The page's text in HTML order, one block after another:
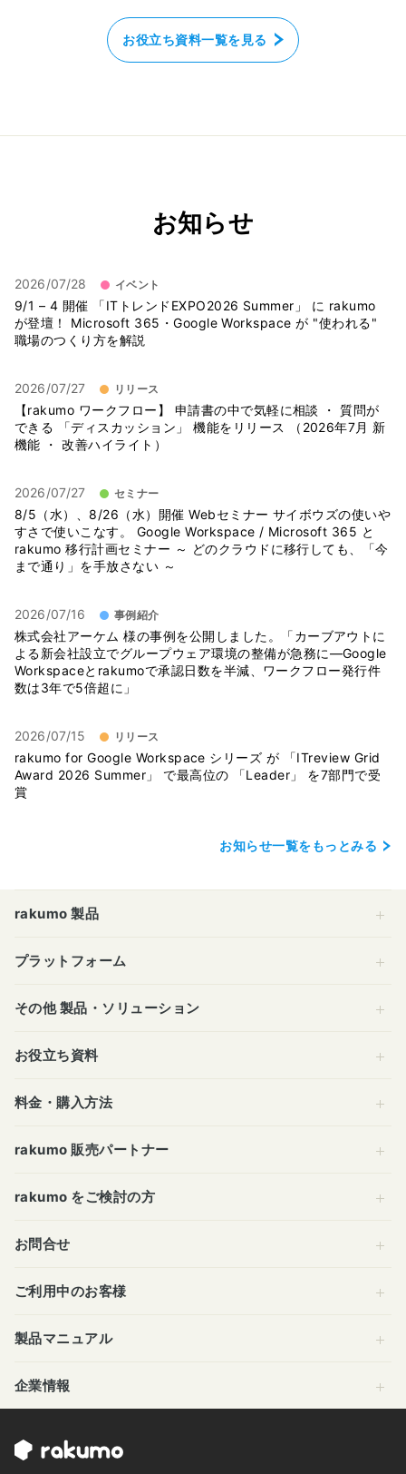
お役立ち資料一覧を見る
お知らせ
2026/07/28 イベント
9/1 – 4 開催 「ITトレンドEXPO2026 Summer」 に rakumo
が登壇！ Microsoft 365・Google Workspace が "使われる"
職場のつくり方を解説
2026/07/27 リリース
【rakumo ワークフロー】 申請書の中で気軽に相談 ・ 質問が
できる 「ディスカッション」 機能をリリース （2026年7月 新
機能 ・ 改善ハイライト）
2026/07/27 セミナー
8/5（水）、8/26（水）開催 Webセミナー サイボウズの使いや
すさで使いこなす。 Google Workspace / Microsoft 365 と
rakumo 移行計画セミナー ～ どのクラウドに移行しても、「今
まで通り」を手放さない ～
2026/07/16 事例紹介
株式会社アーケム 様の事例を公開しました。「カーブアウトに
よる新会社設立でグループウェア環境の整備が急務に―Google
Workspaceとrakumoで承認日数を半減、ワークフロー発行件
数は3年で5倍超に」
2026/07/15 リリース
rakumo for Google Workspace シリーズ が 「ITreview Grid
Award 2026 Summer」 で最高位の 「Leader」 を7部門で受
賞
お知らせ一覧をもっとみる
rakumo 製品
プラットフォーム
その他 製品・ソリューション
お役立ち資料
料金・購入方法
rakumo 販売パートナー
rakumo をご検討の方
お問合せ
ご利用中のお客様
製品マニュアル
企業情報